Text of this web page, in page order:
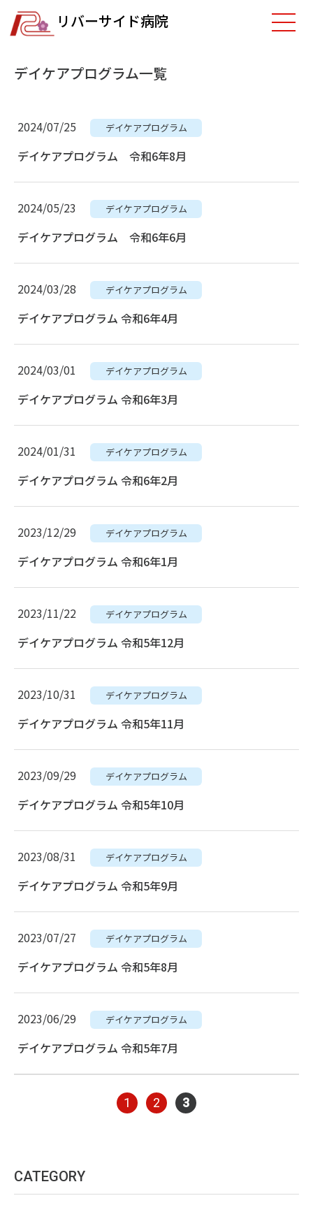
リバーサイド病院
デイケアプログラム一覧
2024/07/25 デイケアプログラム
デイケアプログラム 令和6年8月
2024/05/23 デイケアプログラム
デイケアプログラム 令和6年6月
2024/03/28 デイケアプログラム
デイケアプログラム 令和6年4月
2024/03/01 デイケアプログラム
デイケアプログラム 令和6年3月
2024/01/31 デイケアプログラム
デイケアプログラム 令和6年2月
2023/12/29 デイケアプログラム
デイケアプログラム 令和6年1月
2023/11/22 デイケアプログラム
デイケアプログラム 令和5年12月
2023/10/31 デイケアプログラム
デイケアプログラム 令和5年11月
2023/09/29 デイケアプログラム
デイケアプログラム 令和5年10月
2023/08/31 デイケアプログラム
デイケアプログラム 令和5年9月
2023/07/27 デイケアプログラム
デイケアプログラム 令和5年8月
2023/06/29 デイケアプログラム
デイケアプログラム 令和5年7月
1 2 3
CATEGORY